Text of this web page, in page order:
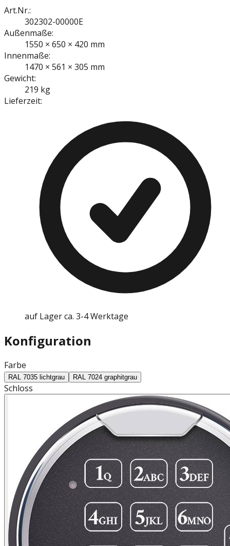
Art.Nr.:
302302-00000E
Außenmaße:
1550 × 650 × 420 mm
Innenmaße:
1470 × 561 × 305 mm
Gewicht:
219 kg
Lieferzeit:
auf Lager ca. 3-4 Werktage
Konfiguration
Farbe
RAL 7035 lichtgrau RAL 7024 graphitgrau
Schloss